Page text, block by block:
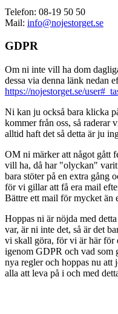
Telefon: 08-19 50 50
Mail: info@nojestorget.se
GDPR
Om ni inte vill ha dom
dessa via denna länk nedan
https://nojestorget.se/
Ni kan ju också bara klicka
kommer från oss, så raderar
alltid haft det så detta är ju
OM ni märker att något gått
vill ha, då har "olyckan"
bara stöter på en extra gång
för vi gillar att få era mail
Bättre ett mail för mycket än
Hoppas ni är nöjda med
var, är ni inte det, så är det
vi skall göra, för vi är här för
igenom GDPR och vad som
nya regler och hoppas nu att
alla att leva på i och med